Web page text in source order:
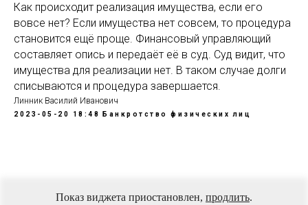
Как происходит реализация имущества, если его
вовсе нет? Если имущества нет совсем, то процедура
становится ещё проще. Финансовый управляющий
составляет опись и передаёт её в суд. Суд видит, что
имущества для реализации нет. В таком случае долги
списываются и процедура завершается.
Линник Василий Иванович
2023-05-20 18:48 Банкротство физических лиц
Показ виджета приостановлен, продлить.